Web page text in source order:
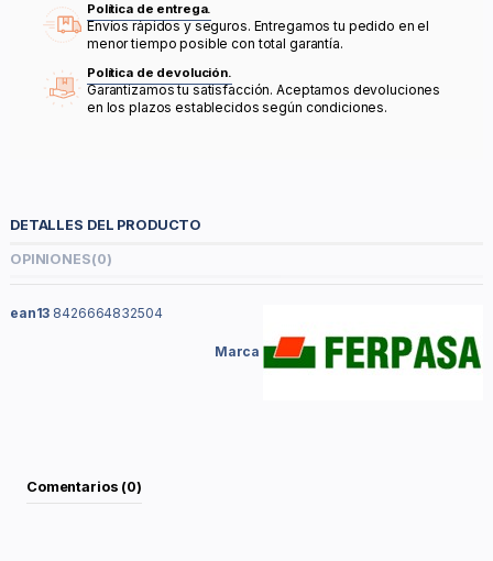
Política de entrega.
Envíos rápidos y seguros. Entregamos tu pedido en el
menor tiempo posible con total garantía.
Política de devolución.
Garantizamos tu satisfacción. Aceptamos devoluciones
en los plazos establecidos según condiciones.
DETALLES DEL PRODUCTO
OPINIONES(0)
Marca
ean13 8426664832504
Comentarios (0)